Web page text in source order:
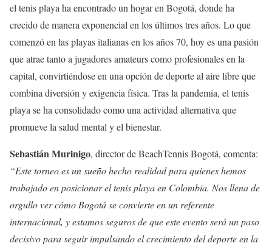
el tenis playa ha encontrado un hogar en Bogotá, donde ha
crecido de manera exponencial en los últimos tres años. Lo que
comenzó en las playas italianas en los años 70, hoy es una pasión
que atrae tanto a jugadores amateurs como profesionales en la
capital, convirtiéndose en una opción de deporte al aire libre que
combina diversión y exigencia física. Tras la pandemia, el tenis
playa se ha consolidado como una actividad alternativa que
promueve la salud mental y el bienestar.
Sebastián Murinigo, director de BeachTennis Bogotá, comenta:
“Este torneo es un sueño hecho realidad para quienes hemos
trabajado en posicionar el tenis playa en Colombia. Nos llena de
orgullo ver cómo Bogotá se convierte en un referente
internacional, y estamos seguros de que este evento será un paso
decisivo para seguir impulsando el crecimiento del deporte en la